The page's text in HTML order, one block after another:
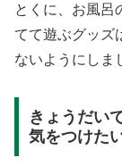
とくに、お風呂
てて遊ぶグッズ
ないようにしま
きょうだい
気をつけた